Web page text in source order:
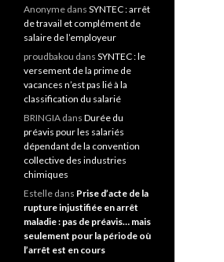
Anonyme dans SYNTEC : arrêt
de travail et complément de
salaire de l’employeur
proudbakou dans SYNTEC : le
versement de la prime de
vacances n’est pas lié à la
classification du salarié
BRINGIA dans Durée du
préavis pour les salariés
dépendant de la convention
collective des industries
chimiques
Estelle dans Prise d’acte de la
rupture injustifiée en arrêt
maladie : pas de préavis… mais
seulement pour la période où
l’arrêt est en cours